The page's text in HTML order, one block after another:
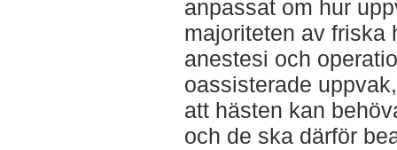
anpassat om hur
majoriteten av friska
anestesi och
oassisterade
att hästen kan
och de ska därför